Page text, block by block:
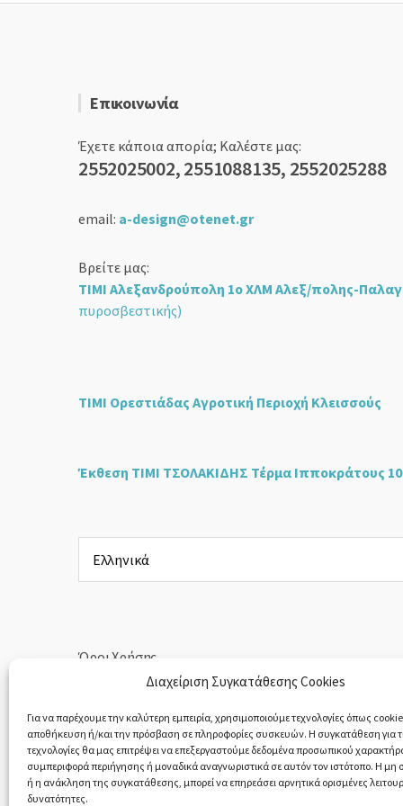
Διαχείριση Συγκατάθεσης Cookies
Για να παρέχουμε την καλύτερη εμπειρία, χρησιμοποιούμε τεχνολογίες όπως
αποθήκευση ή/και την πρόσβαση σε πληροφορίες συσκευών. Η συγκατάθεση για
τεχνολογίες θα μας επιτρέψει να επεξεργαστούμε δεδομένα προσωπικού
συμπεριφορά περιήγησης ή μοναδικά αναγνωριστικά σε αυτόν τον ιστότοπο. Η μη
ή η ανάκληση της συγκατάθεσης, μπορεί να επηρεάσει αρνητικά ορισμένες
δυνατότητες.
Επικοινωνία
Έχετε κάποια απορία; Καλέστε μας:
2552025002, 2551088135, 2552025288
email: a-design@otenet.gr
Βρείτε μας:
ΤΙΜΙ Αλεξανδρούπολη 1ο ΧΛΜ Αλεξ/πολης-
πυροσβεστικής)
ΤΙΜΙ Ορεστιάδας Αγροτική Περιοχή Κλεισσούς
Έκθεση ΤΙΜΙ ΤΣΟΛΑΚΙΔΗΣ Τέρμα Ιπποκράτους
μια
γλώσσα
Όροι Χρήσης
Υπαναχώρηση & Επιστροφές Προϊόντων